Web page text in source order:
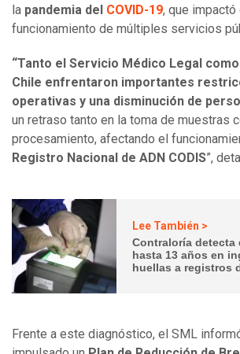
la pandemia del COVID-19, que impactó
funcionamiento de múltiples servicios
“Tanto el Servicio Médico Legal
Chile enfrentaron importantes
operativas y una disminución de
un retraso tanto en la toma de muestras
procesamiento, afectando el
Registro Nacional de ADN CODIS”,
Lee También >
Contraloría detecta
hasta 13 años en
huellas a registros
Frente a este diagnóstico, el SML